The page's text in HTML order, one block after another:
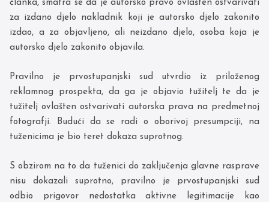
članka, smatra se da je autorsko pravo ovlašten ostvarivati
za izdano djelo nakladnik koji je autorsko djelo zakonito
izdao, a za objavljeno, ali neizdano djelo, osoba koja je
autorsko djelo zakonito objavila.
Pravilno je prvostupanjski sud utvrdio iz priloženog
reklamnog prospekta, da ga je objavio tužitelj te da je
tužitelj ovlašten ostvarivati autorska prava na predmetnoj
fotografji. Budući da se radi o oborivoj presumpciji, na
tuženicima je bio teret dokaza suprotnog.
S obzirom na to da tuženici do zaključenja glavne rasprave
nisu dokazali suprotno, pravilno je prvostupanjski sud
odbio prigovor nedostatka aktivne legitimacije kao